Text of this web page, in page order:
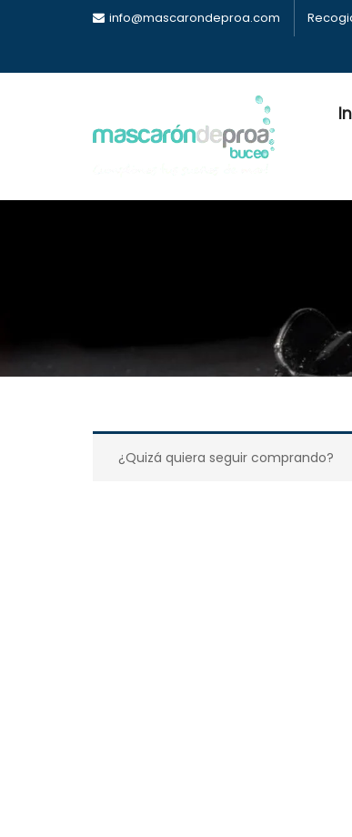
info@mascarondeproa.com
¿Quizá quiera seguir comprando?